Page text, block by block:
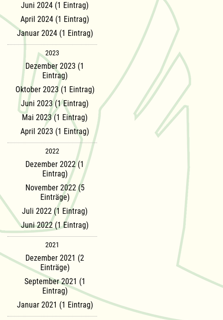
Juni 2024 (1 Eintrag)
April 2024 (1 Eintrag)
Januar 2024 (1 Eintrag)
2023
Dezember 2023 (1
Eintrag)
Oktober 2023 (1 Eintrag)
Juni 2023 (1 Eintrag)
Mai 2023 (1 Eintrag)
April 2023 (1 Eintrag)
2022
Dezember 2022 (1
Eintrag)
November 2022 (5
Einträge)
Juli 2022 (1 Eintrag)
Juni 2022 (1 Eintrag)
2021
Dezember 2021 (2
Einträge)
September 2021 (1
Eintrag)
Januar 2021 (1 Eintrag)